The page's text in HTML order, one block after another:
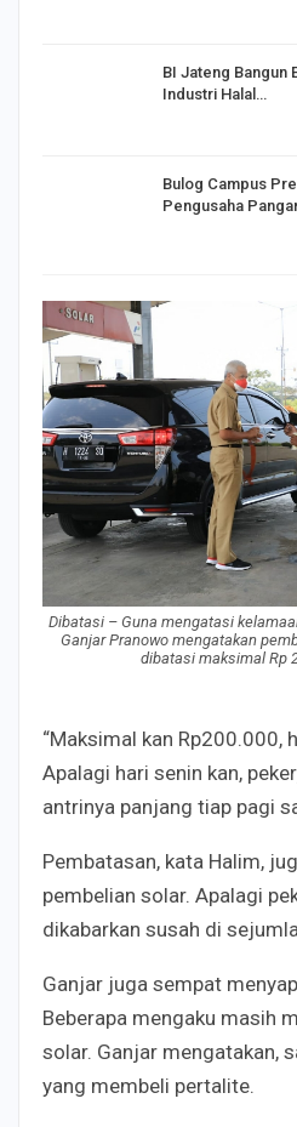
BI Jateng Bangun
Industri Halal…
Bulog Campus
Pengusaha
Dibatasi – Guna mengatasi
Ganjar Pranowo mengatakan
dibatasi maksimal Rp
“Maksimal kan Rp200.000,
Apalagi hari senin kan,
antrinya panjang tiap pagi
Pembatasan, kata Halim,
pembelian solar. Apalagi
dikabarkan susah di
Ganjar juga sempat
Beberapa mengaku masih
solar. Ganjar mengatakan,
yang membeli pertalite.